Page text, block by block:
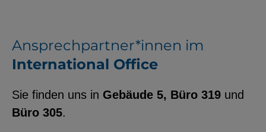
Ansprechpartner*innen im
International Office
Sie finden uns in Gebäude 5, Büro 319 und
Büro 305.